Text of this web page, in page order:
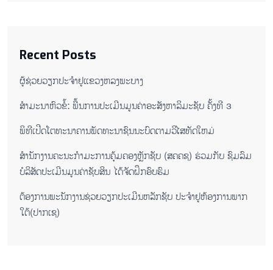
Recent Posts
ຜູ້ຊ່ວຍ​ວຽກປະ​ຈຳ​ຢູ​​ແຂວງຫລງ​ພະ​ບາງ
ສຳມະນາຫົວຂໍ້: ພື້ນການປະເມີນມູນຄ່າອະສັງຫາລິມະຊັບ ຄັ້ງທີ 3
ພິ​ທີ​ເປີດ​ໂຕ​ທະ​ນາ​ຄານ​ພັດ​ທະ​ນາ​ຊົນ​ນະ​ບົດ​ຕາມ​ວິ​ໄສ​ທັດ​ໃຫມ່
ສໍານັກງານຄະນະກໍາມະການຄຸ້ມຄອງຫຼັກຊັບ (ສຄຄຊ) ຮ່ວມກັບ ຊົມລົມ
ບໍລິສັດປະເມີນມູນຄ່າຊັບສິນ ໄດ້ຈັດຝຶກອົບຮົມ
ຕ​້ອງ​ການ​ພະ​ນັກ​ງານ​ຊ່ວຍ​ວຽກ​ປະ​ເມີນ​ຫລັກ​ຊັບ ປະ​ຈຳ​ຢູ​ຫ້ອງ​ການ​ພາກ​
ໃຕ້​(ປາກ​ເຊ)